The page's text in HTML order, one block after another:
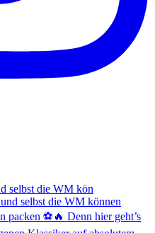
selbst die WM kön